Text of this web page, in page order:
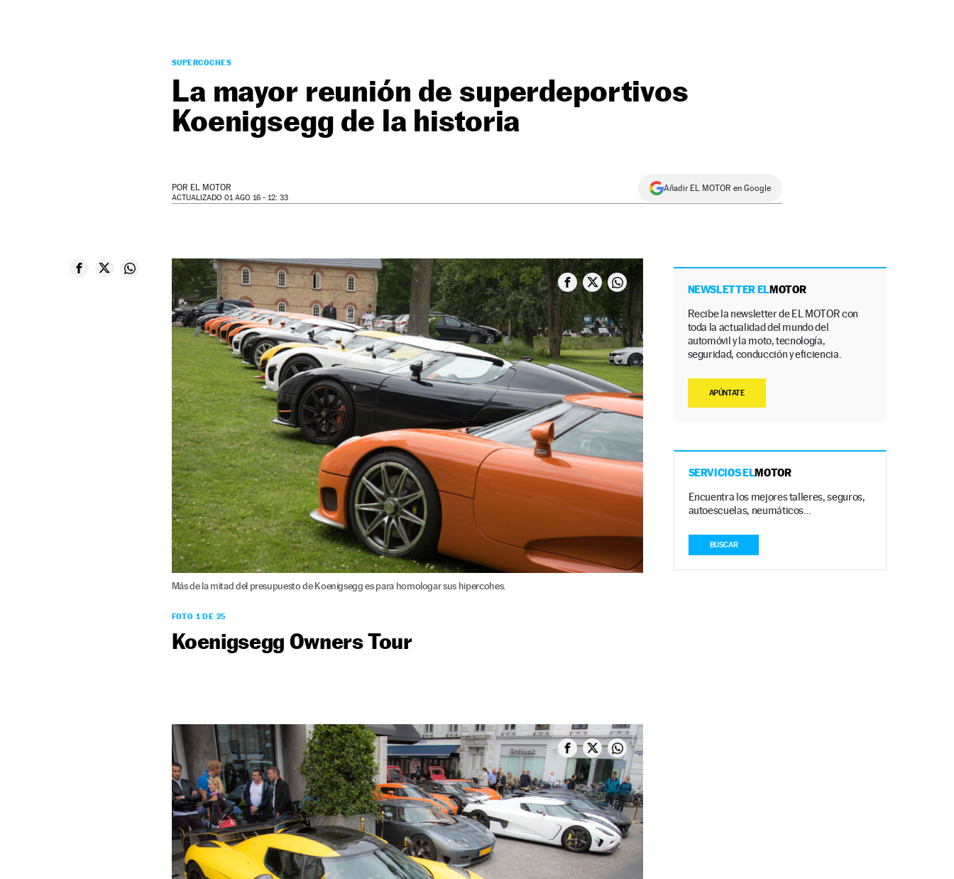
SUPERCOCHES
La mayor reunión de superdeportivos
Koenigsegg de la historia
POR EL MOTOR
ACTUALIZADO 01 AGO 16 - 12: 33
Añadir EL MOTOR en Google
Más de la mitad del presupuesto de Koenigsegg es para homologar sus hipercohes.
FOTO 1 DE 25
Koenigsegg Owners Tour
NEWSLETTER ELMOTOR
Recibe la newsletter de EL MOTOR con
toda la actualidad del mundo del
automóvil y la moto, tecnología,
seguridad, conducción y eficiencia.
APÚNTATE
SERVICIOS ELMOTOR
Encuentra los mejores talleres, seguros,
autoescuelas, neumáticos…
BUSCAR